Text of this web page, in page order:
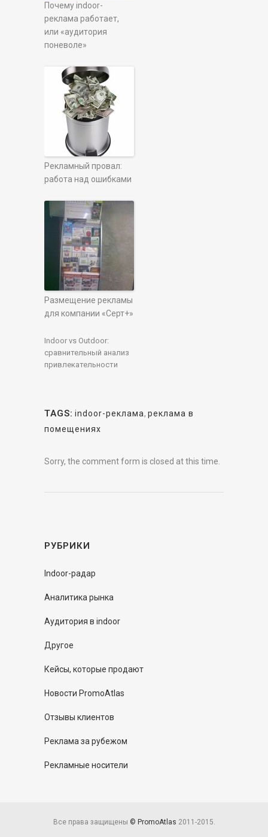
Почему indoor-
реклама работает,
или «аудитория
поневоле»
Рекламный провал:
работа над ошибками
Размещение рекламы
для компании «Серт+»
Indoor vs Outdoor:
cравнительный анализ
привлекательности
TAGS: indoor-реклама, реклама в
помещениях
Sorry, the comment form is closed at this time.
РУБРИКИ
Indoor-радар
Аналитика рынка
Аудитория в indoor
Другое
Кейсы, которые продают
Новости PromoAtlas
Отзывы клиентов
Реклама за рубежом
Рекламные носители
Все права защищены © PromoAtlas 2011-2015.